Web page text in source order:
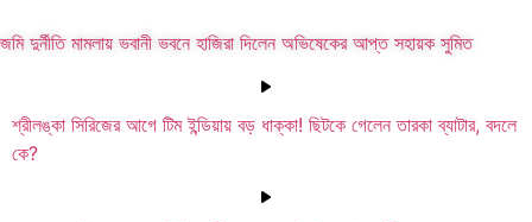
জমি দুর্নীতি মামলায় ভবানী ভবনে হাজিরা দিলেন অভিষেকের আপ্ত সহায়ক সুমিত
শ্রীলঙ্কা সিরিজের আগে টিম ইন্ডিয়ায় বড় ধাক্কা! ছিটকে গেলেন তারকা ব্যাটার, বদলে
কে?